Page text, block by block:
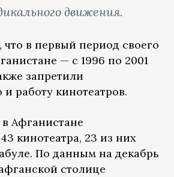
движения.
что в первый период своего
— с 1996 по 2001
запретили
работу кинотеатров.
Афганистане
кинотеатра, 23 из них
По данным на декабрь
столице